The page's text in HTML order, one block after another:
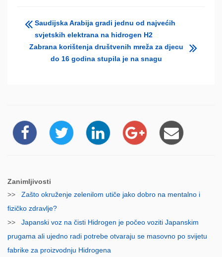
Saudijska Arabija gradi jednu od najvećih
svjetskih elektrana na hidrogen H2
Zabrana korištenja društvenih mreža za djecu
do 16 godina stupila je na snagu
Zanimljivosti
>> Zašto okruženje zelenilom utiče jako dobro na mentalno i
fizičko zdravlje?
>> Japanski voz na čisti Hidrogen je počeo voziti Japanskim
prugama ali ujedno radi potrebe otvaraju se masovno po svijetu
fabrike za proizvodnju Hidrogena